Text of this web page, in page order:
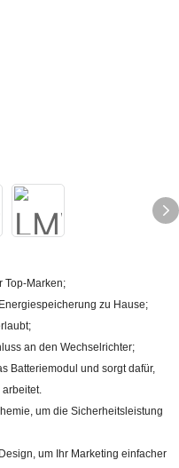
Top-Marken;
zu Hause;
an den Wechselrichter;
Batteriemodul und sorgt dafür,
arbeitet.
um die Sicherheitsleistung
um Ihr Marketing einfacher